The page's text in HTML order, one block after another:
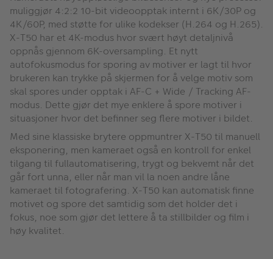
muliggjør 4:2:2 10-bit videoopptak internt i 6K/30P og
4K/60P, med støtte for ulike kodekser (H.264 og H.265).
X-T50 har et 4K-modus hvor svært høyt detaljnivå
oppnås gjennom 6K-oversampling. Et nytt
autofokusmodus for sporing av motiver er lagt til hvor
brukeren kan trykke på skjermen for å velge motiv som
skal spores under opptak i AF-C + Wide / Tracking AF-
modus. Dette gjør det mye enklere å spore motiver i
situasjoner hvor det befinner seg flere motiver i bildet.
Med sine klassiske brytere oppmuntrer X-T50 til manuell
eksponering, men kameraet også en kontroll for enkel
tilgang til fullautomatisering, trygt og bekvemt når det
går fort unna, eller når man vil la noen andre låne
kameraet til fotografering. X-T50 kan automatisk finne
motivet og spore det samtidig som det holder det i
fokus, noe som gjør det lettere å ta stillbilder og film i
høy kvalitet.